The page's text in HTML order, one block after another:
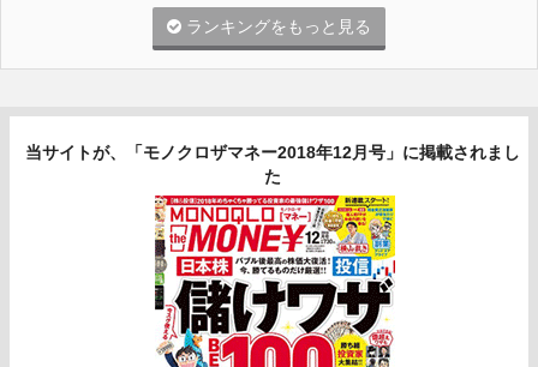
ランキングをもっと見る
当サイトが、「モノクロザマネー2018年12月号」に掲載されまし
た